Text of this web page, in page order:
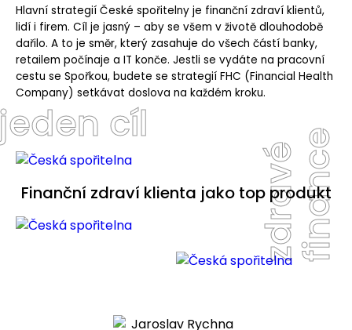
Hlavní strategií České spořitelny je finanční zdraví klientů,
lidí i firem. Cíl je jasný – aby se všem v životě dlouhodobě
dařilo. A to je směr, který zasahuje do všech částí banky,
retailem počínaje a IT konče. Jestli se vydáte na pracovní
cestu se Spořkou, budete se strategií FHC (Financial Health
Company) setkávat doslova na každém kroku.
cíl
Finanční zdraví klienta jako top produkt
zdravéfinance